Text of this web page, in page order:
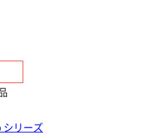
リーズ